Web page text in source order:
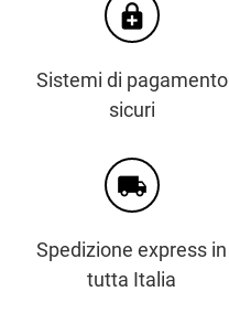
enhanced_encryption
Sistemi di pagamento
sicuri
local_shipping
Spedizione express in
tutta Italia